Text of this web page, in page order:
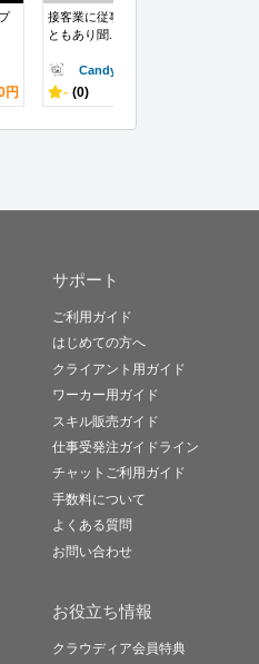
円
接客業に従事してたこ
ともあり聞...
Candys..
- (0)
サポート
ご利用ガイド
はじめての方へ
クライアント用ガイド
ワーカー用ガイド
スキル販売ガイド
仕事受発注ガイドライン
チャットご利用ガイド
手数料について
よくある質問
お問い合わせ
お役立ち情報
クラウディア会員特典